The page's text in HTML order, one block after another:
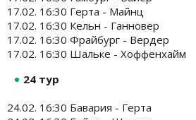
17.02. 16:30 Герта - Майнц
17.02. 16:30 Кельн - Ганновер
17.02. 16:30 Фрайбург - Вердер
17.02. 16:30 Шальке - Хоффенхайм
24 тур
24.02. 16:30 Бавария - Герта